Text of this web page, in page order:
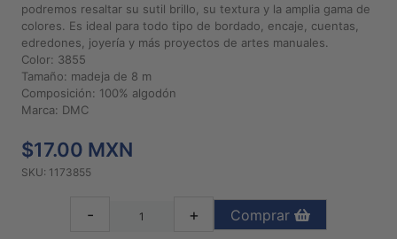
Políticas
Compra
Diseños
podremos resaltar su sutil brillo, su textura y la amplia gama de
colores. Es ideal para todo tipo de bordado, encaje, cuentas,
edredones, joyería y más proyectos de artes manuales.
Color: 3855
Tamaño: madeja de 8 m
Composición: 100% algodón
Marca: DMC
$17.00 MXN
SKU: 1173855
- + Comprar